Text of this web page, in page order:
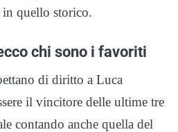
quello storico.
chi sono i favoriti
di diritto a Luca
il vincitore delle ultime tre
contando anche quella del